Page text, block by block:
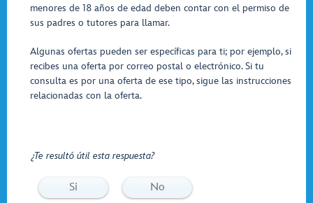
menores de 18 años de edad deben contar con el permiso de
sus padres o tutores para llamar.
Algunas ofertas pueden ser específicas para ti; por ejemplo, si
recibes una oferta por correo postal o electrónico. Si tu
consulta es por una oferta de ese tipo, sigue las instrucciones
relacionadas con la oferta.
¿Te resultó útil esta respuesta?
Si No